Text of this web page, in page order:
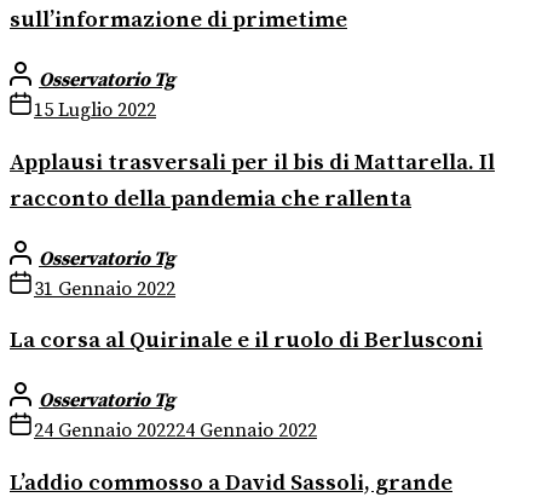
sull’informazione di primetime
Osservatorio Tg
15 Luglio 2022
Applausi trasversali per il bis di Mattarella. Il
racconto della pandemia che rallenta
Osservatorio Tg
31 Gennaio 2022
La corsa al Quirinale e il ruolo di Berlusconi
Osservatorio Tg
24 Gennaio 202224 Gennaio 2022
L’addio commosso a David Sassoli, grande